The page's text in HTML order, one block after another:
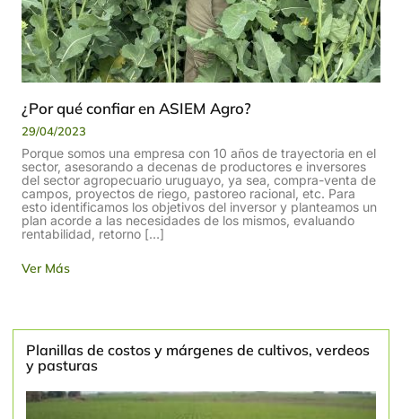
¿Por qué confiar en ASIEM Agro?
29/04/2023
Porque somos una empresa con 10 años de trayectoria en el
sector, asesorando a decenas de productores e inversores
del sector agropecuario uruguayo, ya sea, compra-venta de
campos, proyectos de riego, pastoreo racional, etc. Para
esto identificamos los objetivos del inversor y planteamos un
plan acorde a las necesidades de los mismos, evaluando
rentabilidad, retorno […]
Ver Más
Planillas de costos y márgenes de cultivos, verdeos
y pasturas